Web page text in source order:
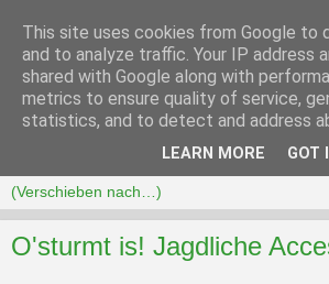
O'sturmt is! Jagdliche
This site uses cookies from Google to
and to analyze traffic. Your IP address
shared with Google along with
metrics to ensure quality of service,
statistics, and to detect and address
LEARN MORE GOT